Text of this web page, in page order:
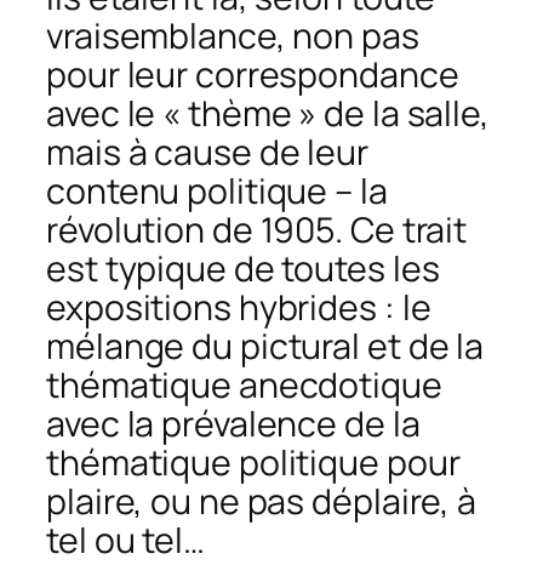
vraisemblance, non pas
pour leur correspondance
avec le « thème » de la salle,
mais à cause de leur
contenu politique – la
révolution de 1905. Ce trait
est typique de toutes les
expositions hybrides : le
mélange du pictural et de la
thématique anecdotique
avec la prévalence de la
thématique politique pour
plaire, ou ne pas déplaire, à
tel ou tel…